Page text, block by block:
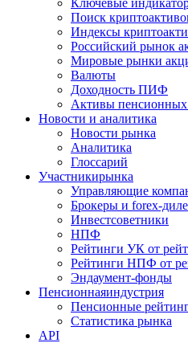
Поиск
Индексы
Российский рынок
Мировые рынки
Валюты
Доходность ПИФ
Активы пенсионных
Новости и аналитика
Новости рынка
Аналитика
Глоссарий
Участникирынка
Управляющие
Брокеры и forex-
Инвестсоветники
НПФ
Рейтинги УК от
Рейтинги НПФ от
Эндаумент-фонды
Пенсионнаяиндустрия
Пенсионные
Статистика рынка
API